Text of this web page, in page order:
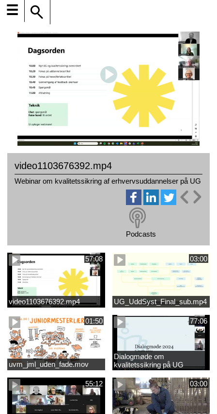
☰
video1103676392.mp4
Webinar om kvalitetssikring af erhvervsuddannelser på UG
Podcasts
57:08
video1103676392.mp4
03:00
UG_UddSyst_Final_sub.mp4
01:50
uvm_jml_uden_fade.mov
77:06
Dialogmøde om
kvalitetssikring på UG
55:12 03:00